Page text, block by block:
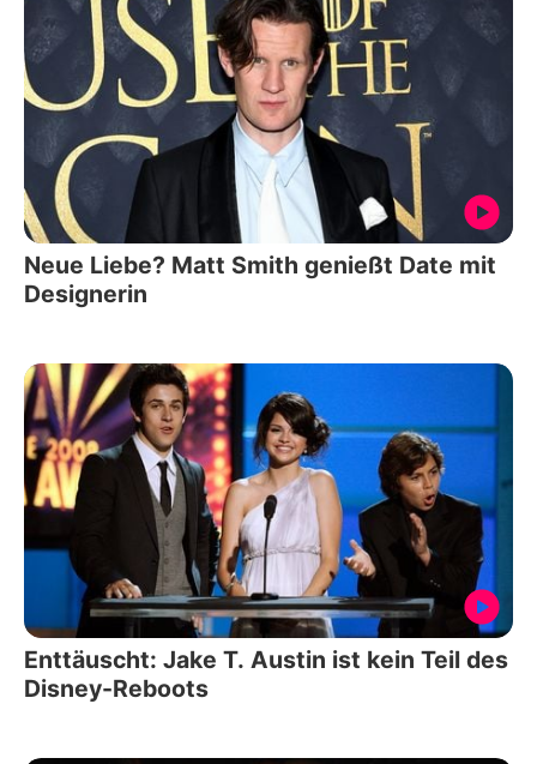
Neue Liebe? Matt Smith genießt Date mit
Designerin
Enttäuscht: Jake T. Austin ist kein Teil des
Disney-Reboots